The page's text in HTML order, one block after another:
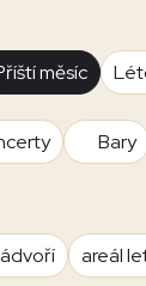
měsíc
Bary
areál